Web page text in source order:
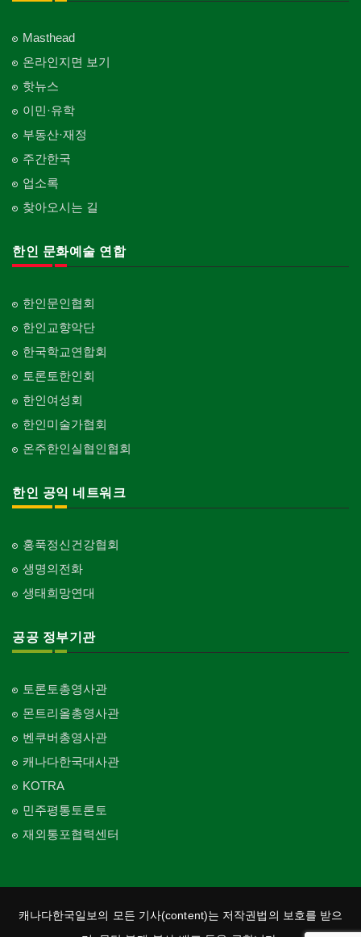
Masthead
온라인지면 보기
핫뉴스
이민·유학
부동산·재정
주간한국
업소록
찾아오시는 길
한인 문화예술 연합
한인문인협회
한인교향악단
한국학교연합회
토론토한인회
한인여성회
한인미술가협회
온주한인실협인협회
한인 공익 네트워크
홍푹정신건강협회
생명의전화
생태희망연대
공공 정부기관
토론토총영사관
몬트리올총영사관
벤쿠버총영사관
캐나다한국대사관
KOTRA
민주평통토론토
재외통포협력센터
캐나다한국일보의 모든 기사(content)는 저작권법의 보호를 받으